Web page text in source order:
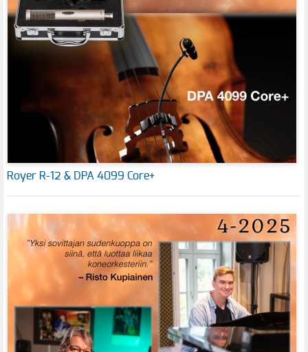
Royer R-12 & DPA 4099 Core+